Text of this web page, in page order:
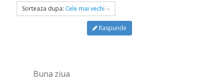
Sorteaza dupa: Cele mai vechi
Raspunde
Buna ziua